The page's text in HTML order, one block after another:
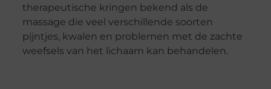
therapeutische kringen bekend als de
massage die veel verschillende soorten
pijntjes, kwalen en problemen met de zachte
weefsels van het lichaam kan behandelen.